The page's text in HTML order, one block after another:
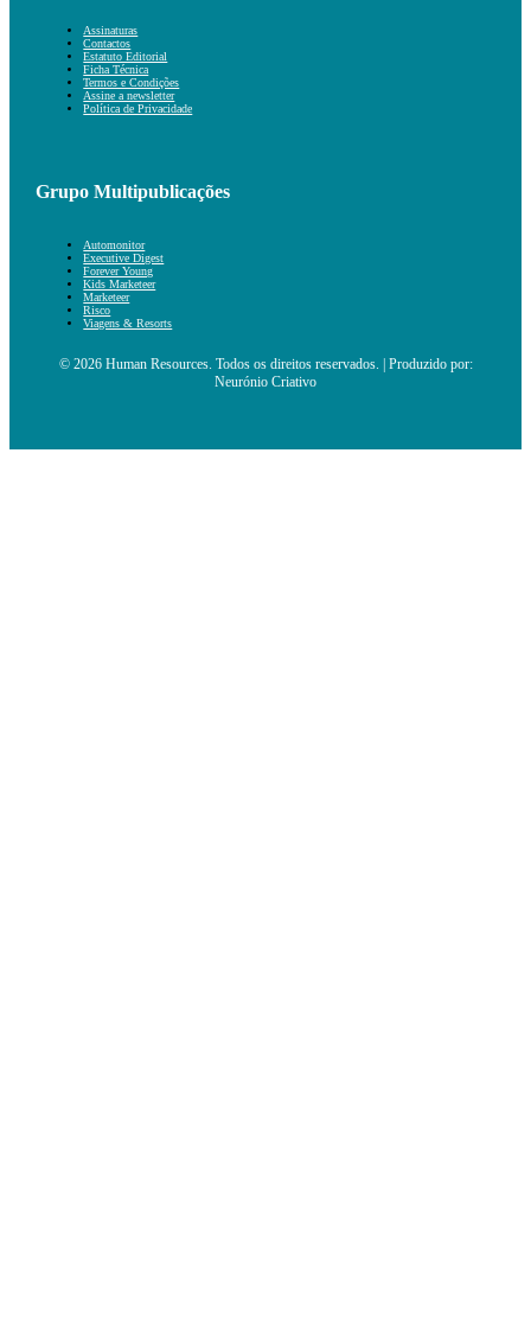
Assinaturas
Contactos
Estatuto Editorial
Ficha Técnica
Termos e Condições
Assine a newsletter
Política de Privacidade
Grupo Multipublicações
Automonitor
Executive Digest
Forever Young
Kids Marketeer
Marketeer
Risco
Viagens & Resorts
© 2026 Human Resources. Todos os direitos reservados. | Produzido por:
Neurónio Criativo